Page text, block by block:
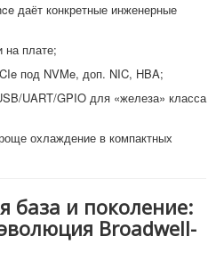
даёт конкретные инженерные
на плате;
под NVMe, доп. NIC, HBA;
UART/GPIO для «железа» класса
охлаждение в компактных
база и поколение:
Broadwell-